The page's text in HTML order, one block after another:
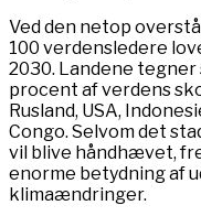
Ved den netop
100 verdensledere
2030. Landene
procent af verdens
Rusland, USA,
Congo. Selvom det
vil blive håndhævet,
enorme betydning af
klimaændringer.